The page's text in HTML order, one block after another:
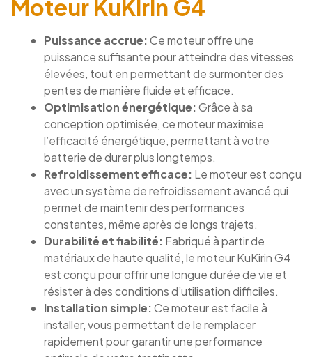
Moteur KuKirin G4
Puissance accrue:Ce moteur offre une
puissance suffisante pour atteindre des vitesses
élevées, tout en permettant de surmonter des
pentes de manière fluide et efficace.
Optimisation énergétique:Grâce à sa
conception optimisée, ce moteur maximise
l’efficacité énergétique, permettant à votre
batterie de durer plus longtemps.
Refroidissement efficace: Le moteur est conçu
avec un système de refroidissement avancé qui
permet de maintenir des performances
constantes, même après de longs trajets.
Durabilité et fiabilité: Fabriqué à partir de
matériaux de haute qualité, le moteur KuKirin G4
est conçu pour offrir une longue durée de vie et
résister à des conditions d’utilisation difficiles.
Installation simple:Ce moteur est facile à
installer, vous permettant de le remplacer
rapidement pour garantir une performance